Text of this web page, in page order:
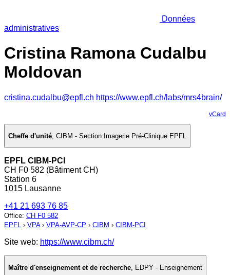
Données
administratives
Cristina Ramona Cudalbu
Moldovan
cristina.cudalbu@epfl.ch https://www.epfl.ch/labs/mrs4brain/
vCard
Cheffe d'unité, CIBM - Section Imagerie Pré-Clinique EPFL
EPFL CIBM-PCI
CH F0 582 (Bâtiment CH)
Station 6
1015 Lausanne
+41 21 693 76 85
Office: CH F0 582
EPFL › VPA› VPA-AVP-CP › CIBM › CIBM-PCI
Site web: https://www.cibm.ch/
Maître d'enseignement et de recherche EDPY - Enseignement